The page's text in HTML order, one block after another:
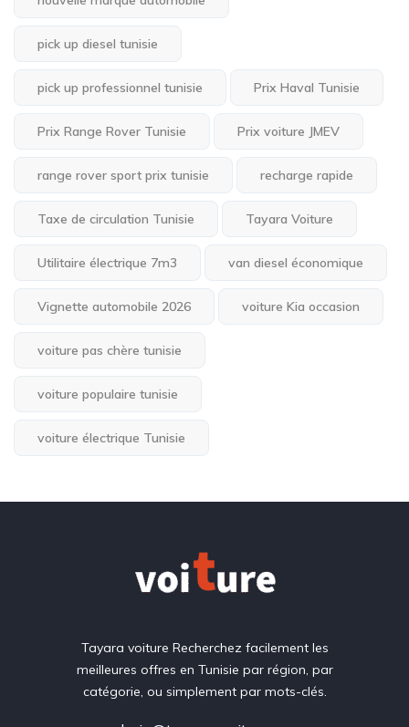
pick up diesel tunisie
pick up professionnel tunisie Prix Haval Tunisie
Prix Range Rover Tunisie Prix voiture JMEV
range rover sport prix tunisie recharge rapide
Taxe de circulation Tunisie Tayara Voiture
Utilitaire électrique 7m3 van diesel économique
Vignette automobile 2026 voiture Kia occasion
voiture pas chère tunisie
voiture populaire tunisie
voiture électrique Tunisie
Tayara voiture Recherchez facilement les
meilleures offres en Tunisie par région, par
catégorie, ou simplement par mots-clés.